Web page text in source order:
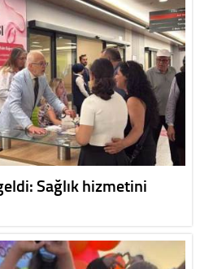
Sağlık hizmetini